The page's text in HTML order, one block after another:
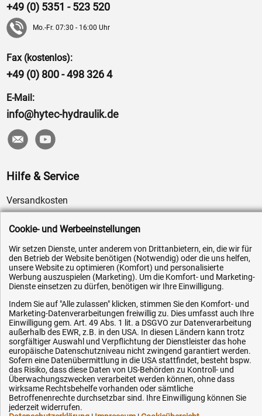
+49 (0) 5351 - 523 520
Mo.-Fr. 07:30 - 16:00 Uhr
Fax (kostenlos):
+49 (0) 800 - 498 326 4
E-Mail:
info@hytec-hydraulik.de
Hilfe & Service
Versandkosten
Service
AGB / Widerrufsrecht
Datenschutz
Impressum
Karriere
OEM-Ersatzteile
Technik-Hilfe
Downloads
Kontakt
Ihre Hytec-Hydraulik Vorteile
Cookie- und Werbeeinstellungen
Wir setzen Dienste, unter anderem von Drittanbietern, ein, die wir für
den Betrieb der Website benötigen (Notwendig) oder die uns helfen,
unsere Website zu optimieren (Komfort) und personalisierte
Werbung auszuspielen (Marketing). Um die Komfort- und Marketing-
Dienste einsetzen zu dürfen, benötigen wir Ihre Einwilligung.
Indem Sie auf "Alle zulassen" klicken, stimmen Sie den Komfort- und
Marketing-Datenverarbeitungen freiwillig zu. Dies umfasst auch Ihre
Einwilligung gem. Art. 49 Abs. 1 lit. a DSGVO zur Datenverarbeitung
außerhalb des EWR, z.B. in den USA. In diesen Ländern kann trotz
sorgfältiger Auswahl und Verpflichtung der Dienstleister das hohe
europäische Datenschutzniveau nicht zwingend garantiert werden.
Sofern eine Datenübermittlung in die USA stattfindet, besteht bspw.
das Risiko, dass diese Daten von US-Behörden zu Kontroll- und
Überwachungszwecken verarbeitet werden können, ohne dass
wirksame Rechtsbehelfe vorhanden oder sämtliche
Betroffenenrechte durchsetzbar sind. Ihre Einwilligung können Sie
jederzeit widerrufen.